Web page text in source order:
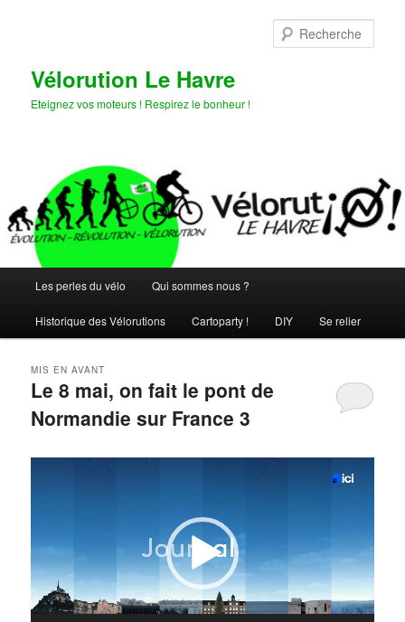
Vélorution Le Havre
Eteignez vos moteurs ! Respirez le bonheur !
principal
Les perles du vélo Qui sommes nous ?
Historique des Vélorutions Cartoparty ! DIY Se relier
Le 8 mai, on fait le pont de
Normandie sur France 3
MIS EN AVANT